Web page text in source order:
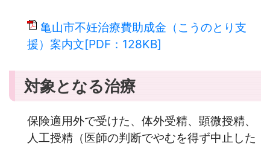
亀山市不妊治療費助成金（こうのとり支
援）案内文[PDF：128KB]
対象となる治療
保険適用外で受けた、体外受精、顕微授精、
人工授精（医師の判断でやむを得ず中止した